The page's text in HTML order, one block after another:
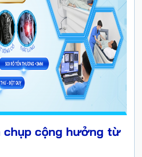
chụp cộng hưởng từ